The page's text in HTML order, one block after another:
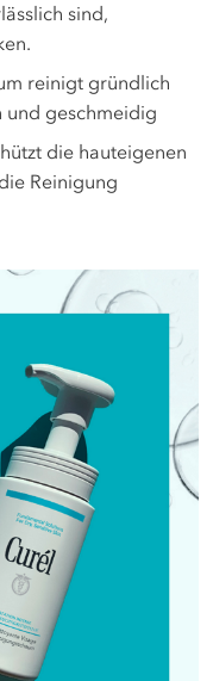
sind,
reinigt gründlich
und geschmeidig
die hauteigenen
Reinigung